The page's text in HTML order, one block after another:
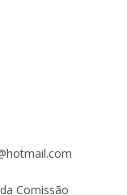
Comissão